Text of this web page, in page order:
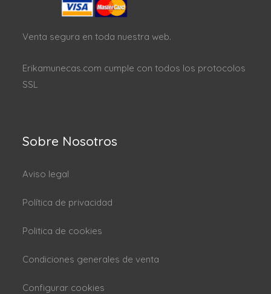
Venta segura en toda nuestra web.
Erikamunecas.com cumple con todos los protocolos
SSL
Sobre Nosotros
Aviso legal
Política de privacidad
Politica de cookies
Condiciones generales de venta
Configurar cookies